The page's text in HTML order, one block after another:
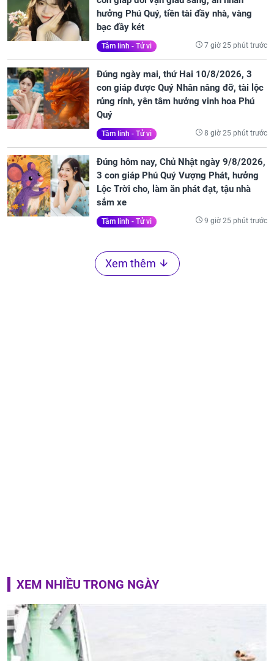
hưởng Phú Quý, tiền tài đầy nhà, vàng
bạc đầy két
Tâm linh - Tử vi 7 giờ 25 phút trước
Đúng ngày mai, thứ Hai 10/8/2026, 3
con giáp được Quý Nhân nâng đỡ, tài lộc
rủng rỉnh, yên tâm hưởng vinh hoa Phú
Quý
Tâm linh - Tử vi 8 giờ 25 phút trước
Đúng hôm nay, Chủ Nhật ngày 9/8/2026,
3 con giáp Phú Quý Vượng Phát, hưởng
Lộc Trời cho, làm ăn phát đạt, tậu nhà
sắm xe
Tâm linh - Tử vi 9 giờ 25 phút trước
Xem thêm
XEM NHIỀU TRONG NGÀY